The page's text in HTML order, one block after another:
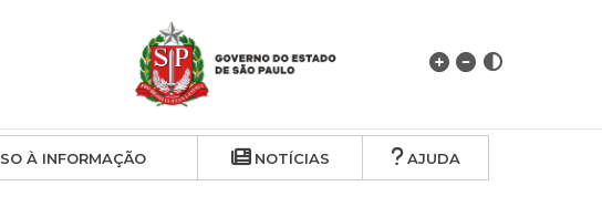
À INFORMAÇÃO NOTÍCIAS AJUDA